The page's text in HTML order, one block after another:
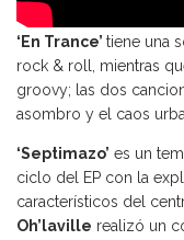
‘En Trance’ tiene una
rock & roll, mientras
groovy; las dos
asombro y el caos
‘Septimazo’ es un
ciclo del EP con la
característicos del
Oh’laville realizó un